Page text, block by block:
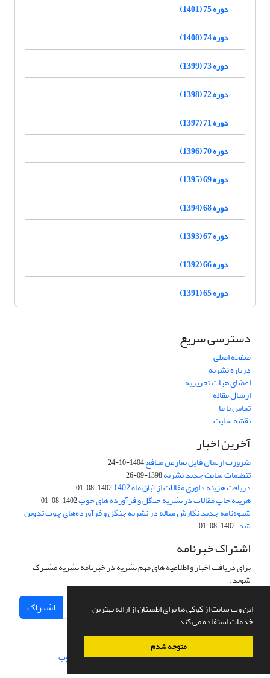
این وب سایت از کوکی ها برای اطمینان از ارائه بهترین
خدمات استفاده می کند.
متوجه شدم
دوره 75 (1401)
دوره 74 (1400)
دوره 73 (1399)
دوره 72 (1398)
دوره 71 (1397)
دوره 70 (1396)
دوره 69 (1395)
دوره 68 (1394)
دوره 67 (1393)
دوره 66 (1392)
دوره 65 (1391)
دسترسی سریع
صفحه اصلی
درباره نشریه
اعضای هیات تحریریه
ارسال مقاله
تماس با ما
نقشه سایت
آخرین اخبار
ضرورت ارسال فایل تعارض منافع1404-10-24
تنظیمات سایت جدید نشریه1398-09-26
دریافت هزینه داوری مقالات از آبان ماه 1402 1402-08-01
هزینه چاپ مقالات در نشریه جنگل و فرآورده های چوب1402-08-01
شیوه‌نامه جدید نگارش مقاله در نشریه جنگل و فرآورده‌های چوب تدوین
شد.1402-08-01
اشتراک خبرنامه
برای دریافت اخبار و اطلاعیه های مهم نشریه در خبرنامه نشریه مشترک
شوید.
اشتراک
سامانه مدیریت نشریات علمی.طراحی و پیاده سازی از سیناوب